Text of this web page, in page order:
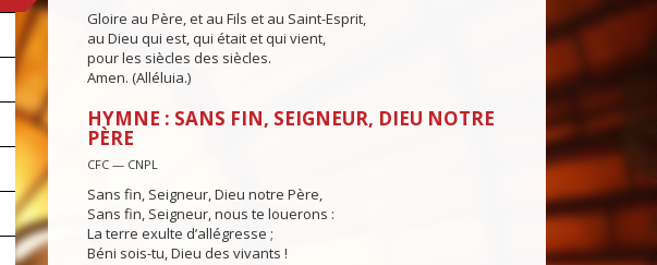
Gloire au Père, et au Fils et au Saint-Esprit,
au Dieu qui est, qui était et qui vient,
pour les siècles des siècles.
Amen. (Alléluia.)
HYMNE : SANS FIN, SEIGNEUR, DIEU NOTRE
PÈRE
CFC — CNPL
Sans fin, Seigneur, Dieu notre Père,
Sans fin, Seigneur, nous te louerons :
La terre exulte d’allégresse ;
Béni sois-tu, Dieu des vivants !